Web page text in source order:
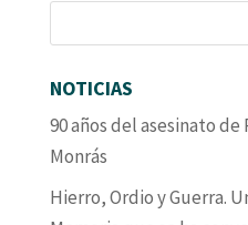
NOTICIAS
90 años del asesinato de
Monrás
Hierro, Ordio y Guerra.